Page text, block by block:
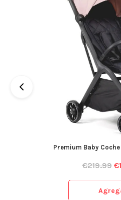
Premium Baby
€219.99 €